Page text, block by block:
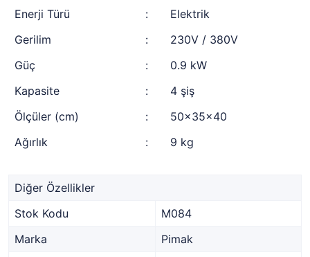
Enerji Türü
:
Elektrik
Gerilim
:
230V / 380V
Güç
:
0.9 kW
Kapasite
:
4 şiş
Ölçüler (cm)
:
50x35x40
Ağırlık
: 9 kg
Diğer Özellikler
Stok Kodu
M084
Marka
Pimak